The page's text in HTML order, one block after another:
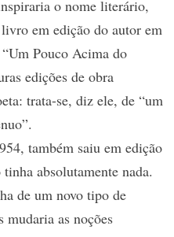
o nome literário,
em edição do autor em
Pouco Acima do
edições de obra
trata-se, diz ele, de “um
também saiu em edição
absolutamente nada.
de um novo tipo de
mudaria as noções